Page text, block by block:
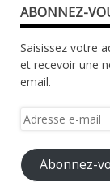
ABONNEZ-
Saisissez votre
et recevoir une
email.
Adresse
mail
Abonnez-